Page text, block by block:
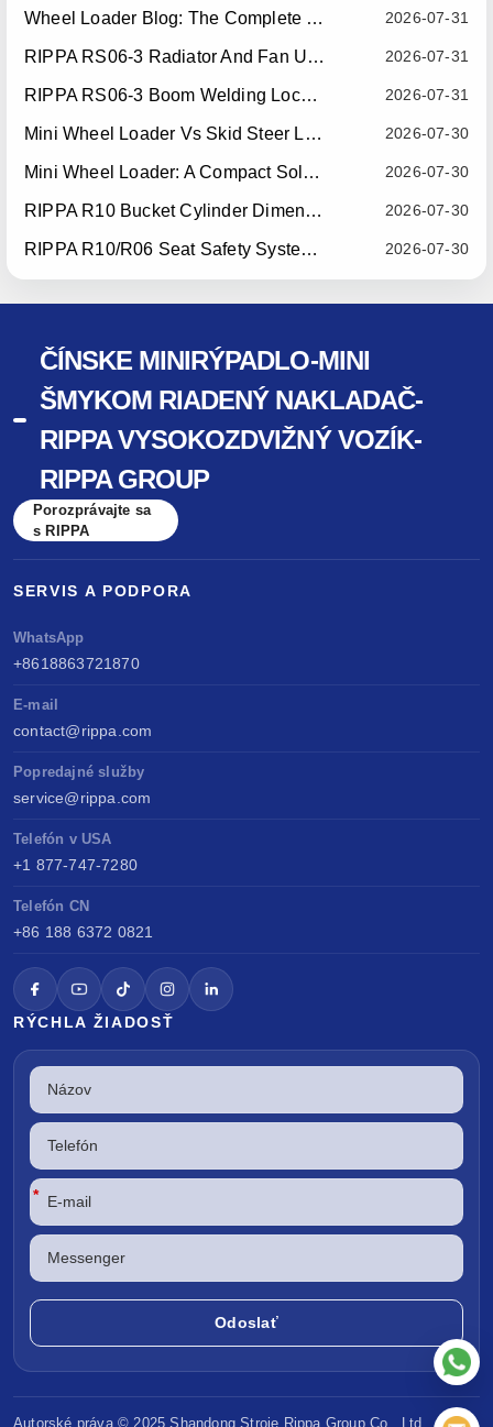
2026-07-31
Wheel Loader Blog: The Complete Guide To Wheel Loaders For Construction, Agriculture, And Material Handling
2026-07-31
RIPPA RS06-3 Radiator And Fan Upgrade — Effective July 10, 2026
2026-07-31
RIPPA RS06-3 Boom Welding Locating Bar Optimization — Effective July 15, 2026
2026-07-30
Mini Wheel Loader Vs Skid Steer Loader: Which Compact Machine Is Better For Your Business?
2026-07-30
Mini Wheel Loader: A Compact Solution For Efficient Material Handling
2026-07-30
RIPPA R10 Bucket Cylinder Dimension Optimization — Effective July 15, 2026
2026-07-30
RIPPA R10/R06 Seat Safety System Upgrade — Effective July 22, 2026
ČÍNSKE MINIRÝPADLO-MINI
ŠMYKOM RIADENÝ NAKLADAČ-
RIPPA VYSOKOZDVIŽNÝ VOZÍK-
RIPPA GROUP
Porozprávajte sa
s RIPPA
SERVIS A PODPORA
WhatsApp
+8618863721870
E-mail
contact@rippa.com
Popredajné služby
service@rippa.com
Telefón v USA
+1 877-747-7280
Telefón CN
+86 188 6372 0821
RÝCHLA ŽIADOSŤ
*
Autorské práva © 2025 ShandongStroje Rippa Group Co., Ltd